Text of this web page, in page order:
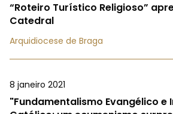
“Roteiro Turístico Religioso”
Catedral
Arquidiocese de Braga
8 janeiro 2021
"Fundamentalismo Evangélico e